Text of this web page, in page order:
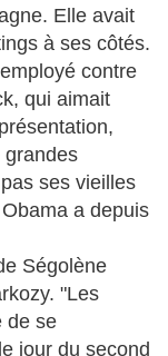
Elle avait
à ses côtés.
contre
qui aimait
grandes
ses vieilles
a depuis
Ségolène
"Les
de se
jour du second